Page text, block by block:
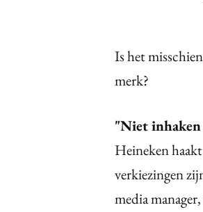
Is het
merk?
"Niet
Heineken
verkiezingen
media